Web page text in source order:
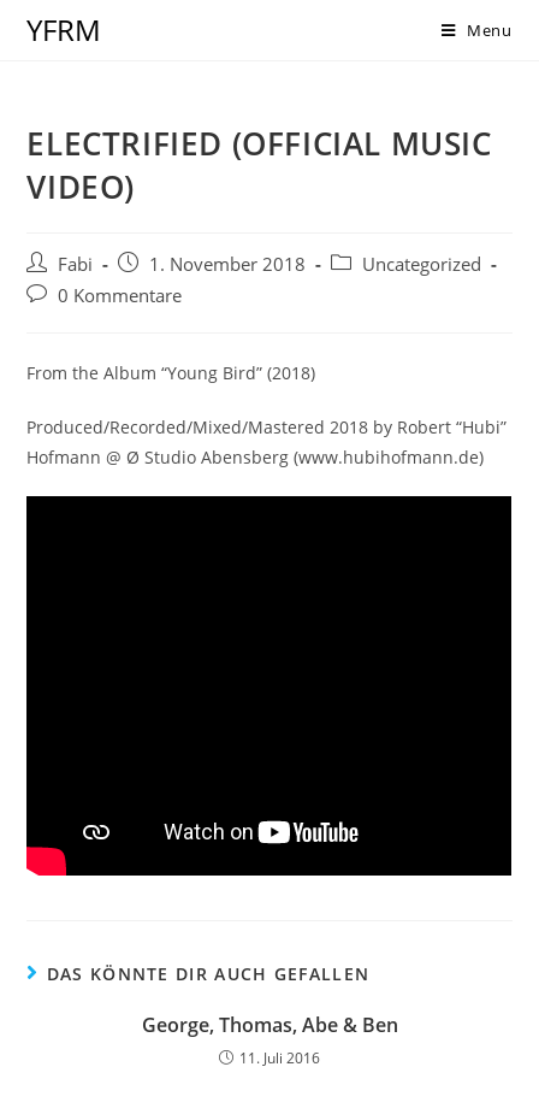
InhaltYFRM Menu
ELECTRIFIED (OFFICIAL MUSIC
VIDEO)
Beitrags-
Autor:
Fabi
Beitrag
veröffentlicht:
1. November 2018
Beitrags-
Uncategorized
Beitrags-
0 Kommentare
From the Album “Young Bird” (2018)
Produced/Recorded/Mixed/Mastered 2018 by Robert “Hubi”
Hofmann @ Ø Studio Abensberg (www.hubihofmann.de)
DAS KÖNNTE DIR AUCH GEFALLEN
George, Thomas, Abe & Ben
11. Juli 2016